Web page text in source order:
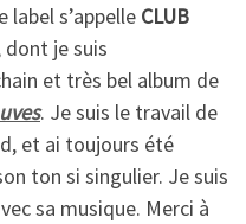
label s’appelle CLUB
je suis
et très bel album de
. Je suis le travail de
et ai toujours été
ton si singulier. Je suis
sa musique. Merci à